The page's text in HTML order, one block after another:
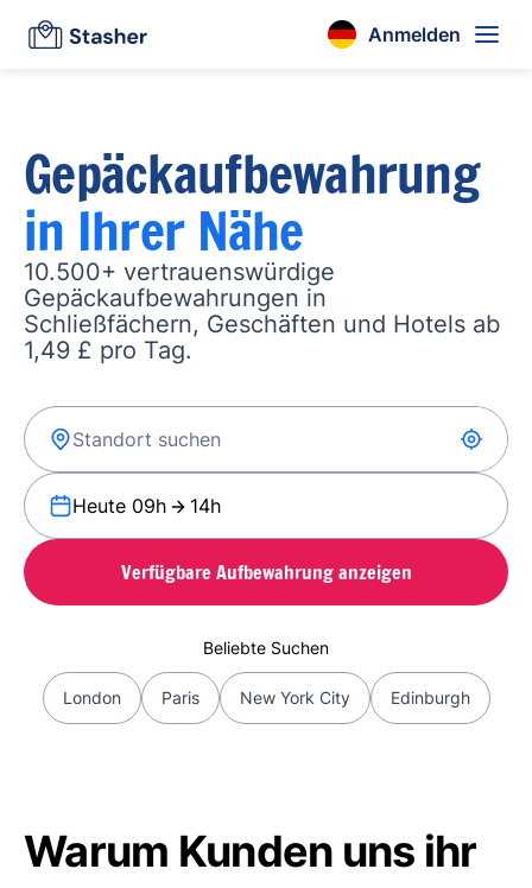
Anmelden
Gepäckaufbewahrung
in Ihrer Nähe
10.500+ vertrauenswürdige
Gepäckaufbewahrungen in
Schließfächern, Geschäften und Hotels ab
1,49 £ pro Tag.
Heute 09h 14h
Verfügbare Aufbewahrung anzeigen
Beliebte Suchen
London Paris New York City Edinburgh
Warum Kunden uns ihr